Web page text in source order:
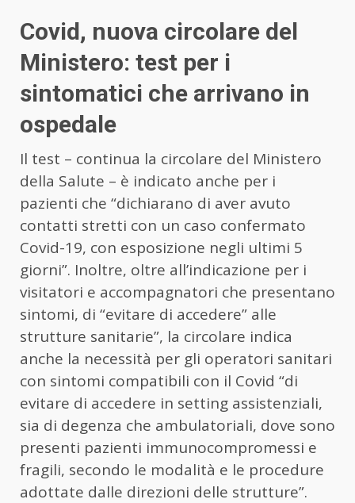
Covid, nuova circolare del
Ministero: test per i
sintomatici che arrivano in
ospedale
Il test – continua la circolare del Ministero
della Salute – è indicato anche per i
pazienti che “dichiarano di aver avuto
contatti stretti con un caso confermato
Covid-19, con esposizione negli ultimi 5
giorni”. Inoltre, oltre all’indicazione per i
visitatori e accompagnatori che presentano
sintomi, di “evitare di accedere” alle
strutture sanitarie”, la circolare indica
anche la necessità per gli operatori sanitari
con sintomi compatibili con il Covid “di
evitare di accedere in setting assistenziali,
sia di degenza che ambulatoriali, dove sono
presenti pazienti immunocompromessi e
fragili, secondo le modalità e le procedure
adottate dalle direzioni delle strutture”.